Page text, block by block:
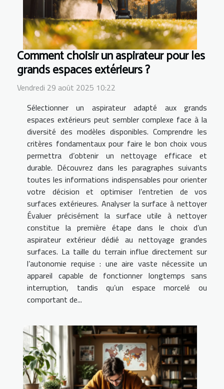
Comment choisir un aspirateur pour les
grands espaces extérieurs ?
Vendredi 29 août 2025 10:22
Sélectionner un aspirateur adapté aux grands
espaces extérieurs peut sembler complexe face à la
diversité des modèles disponibles. Comprendre les
critères fondamentaux pour faire le bon choix vous
permettra d’obtenir un nettoyage efficace et
durable. Découvrez dans les paragraphes suivants
toutes les informations indispensables pour orienter
votre décision et optimiser l’entretien de vos
surfaces extérieures. Analyser la surface à nettoyer
Évaluer précisément la surface utile à nettoyer
constitue la première étape dans le choix d’un
aspirateur extérieur dédié au nettoyage grandes
surfaces. La taille du terrain influe directement sur
l’autonomie requise : une aire vaste nécessite un
appareil capable de fonctionner longtemps sans
interruption, tandis qu’un espace morcelé ou
comportant de...